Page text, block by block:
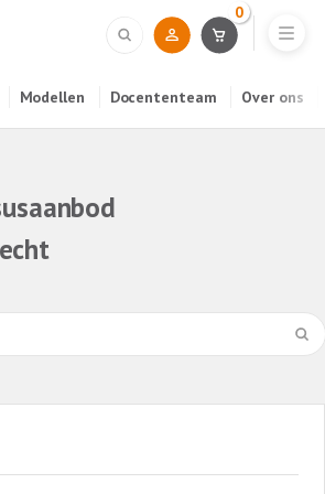
Modellen Docententeam Over ons
0